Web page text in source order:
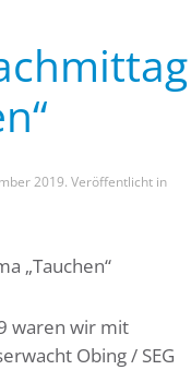
2019. Veröffentlicht in
„Tauchen“
waren wir mit
Obing / SEG